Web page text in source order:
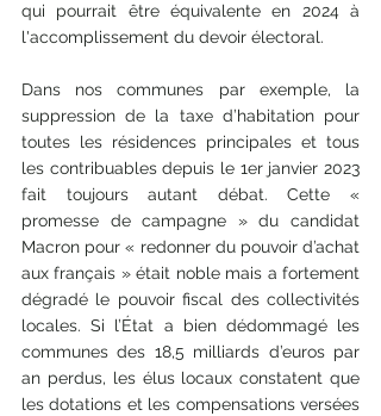
qui pourrait être équivalente en 2024 à
l'accomplissement du devoir électoral.
Dans nos communes par exemple, la
suppression de la taxe d’habitation pour
toutes les résidences principales et tous
les contribuables depuis le 1er janvier 2023
fait toujours autant débat. Cette «
promesse de campagne » du candidat
Macron pour « redonner du pouvoir d’achat
aux français » était noble mais a fortement
dégradé le pouvoir fiscal des collectivités
locales. Si l’État a bien dédommagé les
communes des 18,5 milliards d’euros par
an perdus, les élus locaux constatent que
les dotations et les compensations versées